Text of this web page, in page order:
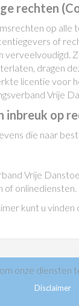
rechten
op alle
of
dragen
licentie voor
Vrije
inbreuk op
die naar
Vrije
onlinediensten.
kunt u
Disclaimer
onze